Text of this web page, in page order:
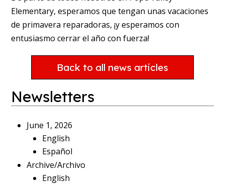
Elementary, esperamos que tengan unas vacaciones
de primavera reparadoras, ¡y esperamos con
entusiasmo cerrar el año con fuerza!
Back to all news articles
Newsletters
June 1, 2026
English
Español
Archive/Archivo
English